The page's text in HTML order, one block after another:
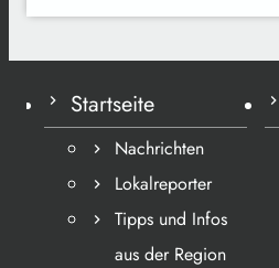
Startseite
Nachrichten
Lokalreporter
Tipps und Infos
aus der Region